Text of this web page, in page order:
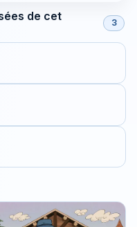
de cet
3